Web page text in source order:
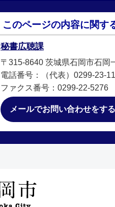
このページの内容に関す
秘書広聴課
〒315-8640 茨城県石岡市石岡
電話番号：（代表）0299-23-
ファクス番号：0299-22-5276
メールでお問い合わせをする